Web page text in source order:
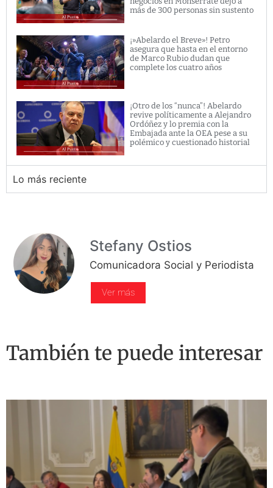
más de 300 personas sin sustento
¡»Abelardo el Breve»! Petro
asegura que hasta en el entorno
de Marco Rubio dudan que
complete los cuatro años
¡Otro de los “nunca”! Abelardo
revive políticamente a Alejandro
Ordóñez y lo premia con la
Embajada ante la OEA pese a su
polémico y cuestionado historial
Lo más reciente
Stefany Ostios
Comunicadora Social y Periodista
Ver más
También te puede interesar